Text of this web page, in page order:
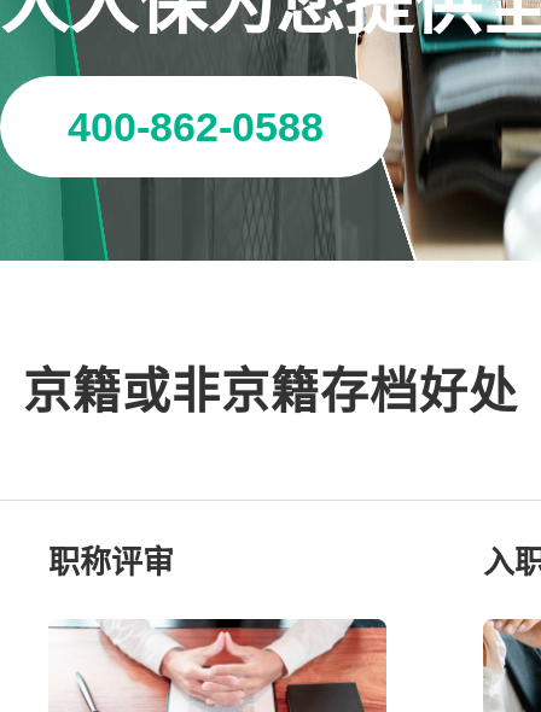
400-862-0588
京籍或非京籍存档好处
职称评审 入